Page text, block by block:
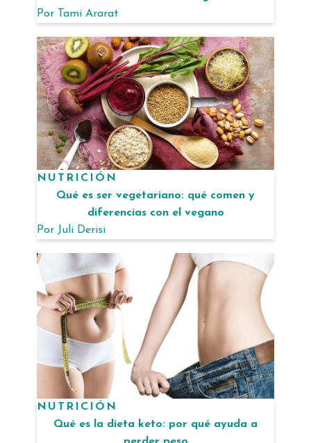
Por Tami Ararat
NUTRICIÓN
Qué es ser vegetariano: qué comen y
diferencias con el vegano
Por Juli Derisi
NUTRICIÓN
Qué es la dieta keto: por qué ayuda a